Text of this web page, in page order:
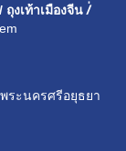
/ ถุงเท้าเมืองจีน /่
ระนครศรีอยุธยา